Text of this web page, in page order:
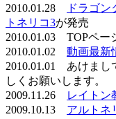
2010.01.28
ドラゴ
トネリコ3が発売
2010.01.03 TOPペー
2010.01.02 動画最新
2010.01.01 あけまし
しくお願いします。
2009.11.26
レイトン
2009.10.13 アルトネ